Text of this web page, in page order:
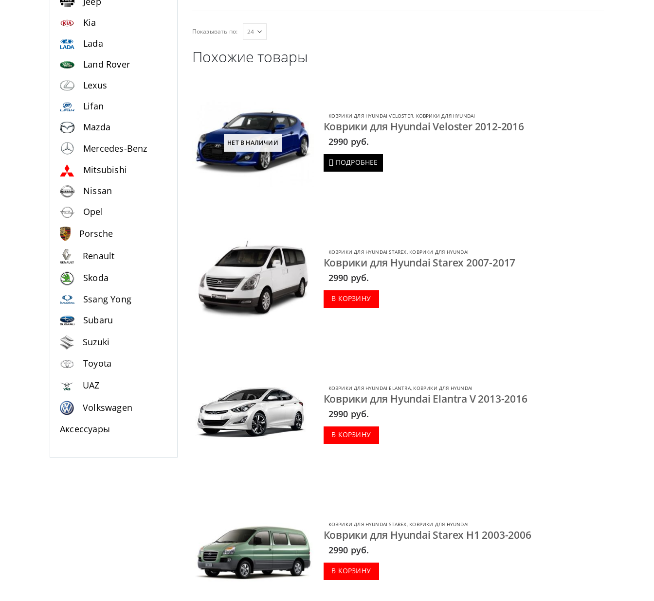
Показывать по:
Похожие товары
НЕТ В НАЛИЧИИ
КОВРИКИ ДЛЯ HYUNDAI VELOSTER, КОВРИКИ ДЛЯ HYUNDAI
Коврики для Hyundai Veloster 2012-2016
2990 руб.
ПОДРОБНЕЕ
КОВРИКИ ДЛЯ HYUNDAI STAREX, КОВРИКИ ДЛЯ HYUNDAI
Коврики для Hyundai Starex 2007-2017
2990 руб.
В КОРЗИНУ
КОВРИКИ ДЛЯ HYUNDAI ELANTRA, КОВРИКИ ДЛЯ HYUNDAI
Коврики для Hyundai Elantra V 2013-2016
2990 руб.
В КОРЗИНУ
КОВРИКИ ДЛЯ HYUNDAI STAREX, КОВРИКИ ДЛЯ HYUNDAI
Коврики для Hyundai Starex H1 2003-2006
2990 руб.
В КОРЗИНУ
Kia
Lada
Land Rover
Lexus
Lifan
Mazda
Mercedes-Benz
Mitsubishi
Nissan
Opel
Porsche
Renault
Skoda
Ssang Yong
Subaru
Suzuki
Toyota
UAZ
Volkswagen
Аксессуары